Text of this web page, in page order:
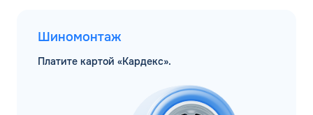
Шиномонтаж
Платите картой «Кардекс».